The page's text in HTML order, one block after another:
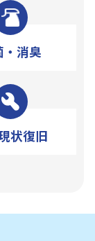
・消臭
状復旧